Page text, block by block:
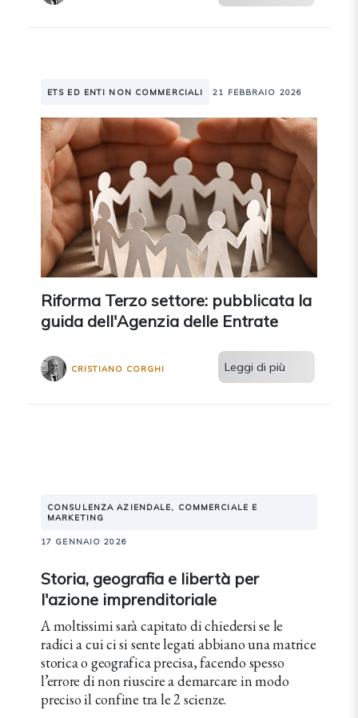
ETS ED ENTI NON COMMERCIALI 21 FEBBRAIO 2026
Riforma Terzo settore: pubblicata la
guida dell'Agenzia delle Entrate
CRISTIANO CORGHI Leggi di più
CONSULENZA AZIENDALE, COMMERCIALE E
MARKETING
17 GENNAIO 2026
Storia, geografia e libertà per
l'azione imprenditoriale
A moltissimi sarà capitato di chiedersi se le
radici a cui ci si sente legati abbiano una matrice
storica o geografica precisa, facendo spesso
l’errore di non riuscire a demarcare in modo
preciso il confine tra le 2 scienze.